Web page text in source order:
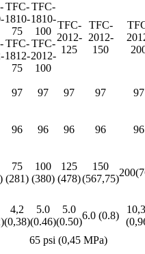
TFC-
1810-
75
TFC-
1810-
100
TFC-
2012-
125
TFC-
2012-
150
TFC-
1812-
75
TFC-
2012-
100
97 97 97 97 97
96 96 96 96 96
75
(281)
100
(380)
125
(478)
150
(567,75)
4,2
(0,38)
5.0
(0.46)
5.0
(0.50)
6.0 (0.8)
65 psi (0,45 MPa)